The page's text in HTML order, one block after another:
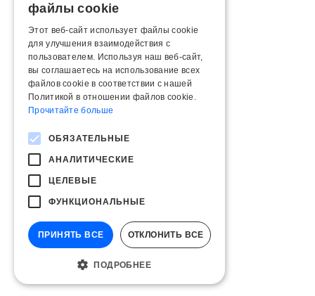
файлы cookie
Этот веб-сайт использует файлы cookie
для улучшения взаимодействия с
пользователем. Используя наш веб-сайт,
вы соглашаетесь на использование всех
файлов cookie в соответствии с нашей
Политикой в ​​отношении файлов cookie.
Прочитайте больше
ОБЯЗАТЕЛЬНЫЕ
АНАЛИТИЧЕСКИЕ
ЦЕЛЕВЫЕ
ФУНКЦИОНАЛЬНЫЕ
ПРИНЯТЬ ВСЕ ОТКЛОНИТЬ ВСЕ
ПОДРОБНЕЕ